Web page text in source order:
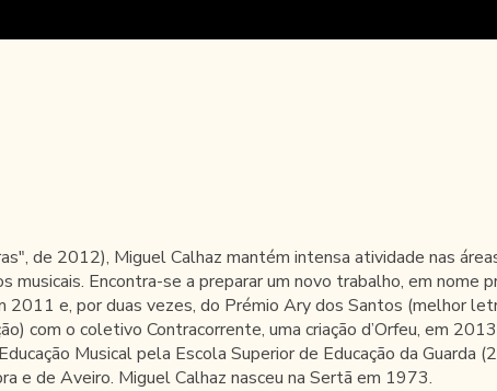
de 2012), Miguel Calhaz mantém intensa atividade nas
Encontra-se a preparar um novo trabalho, em nome
e, por duas vezes, do Prémio Ary dos Santos (melhor
com o coletivo Contracorrente, uma criação d’Orfeu, em
Musical pela Escola Superior de Educação da Guarda
e de Aveiro. Miguel Calhaz nasceu na Sertã em 1973.